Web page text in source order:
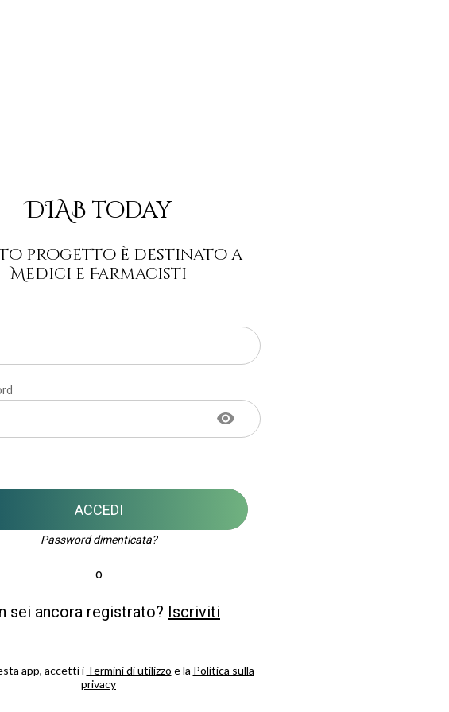
DIAB today
progetto è destinato a
Medici e Farmacisti
ACCEDI
Password dimenticata?
o
sei ancora registrato? Iscriviti
app, accetti i Termini di utilizzo e la Politica sulla
privacy